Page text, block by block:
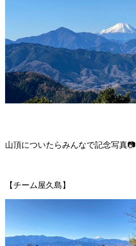
山頂についたらみんなで記念写真📷
【チーム屋久島】